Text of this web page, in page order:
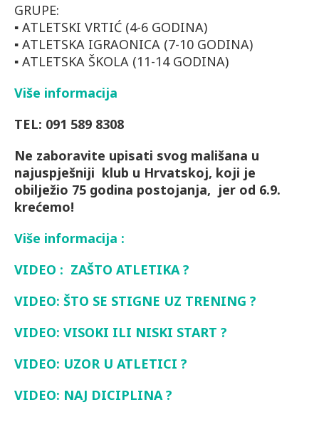
GRUPE:
▪️ ATLETSKI VRTIĆ (4-6 GODINA)
▪️ ATLETSKA IGRAONICA (7-10 GODINA)
▪️ ATLETSKA ŠKOLA (11-14 GODINA)
Više informacija
TEL: 091 589 8308
Ne zaboravite upisati svog mališana u
najuspješniji klub u Hrvatskoj, koji je
obilježio 75 godina postojanja, jer od 6.9.
krećemo!
Više informacija :
VIDEO : ZAŠTO ATLETIKA ?
VIDEO: ŠTO SE STIGNE UZ TRENING ?
VIDEO: VISOKI ILI NISKI START ?
VIDEO: UZOR U ATLETICI ?
VIDEO: NAJ DICIPLINA ?